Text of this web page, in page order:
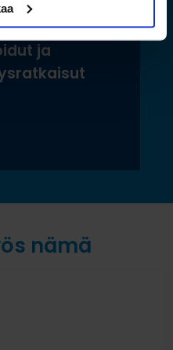
ja
esineistölle
ja
nämä